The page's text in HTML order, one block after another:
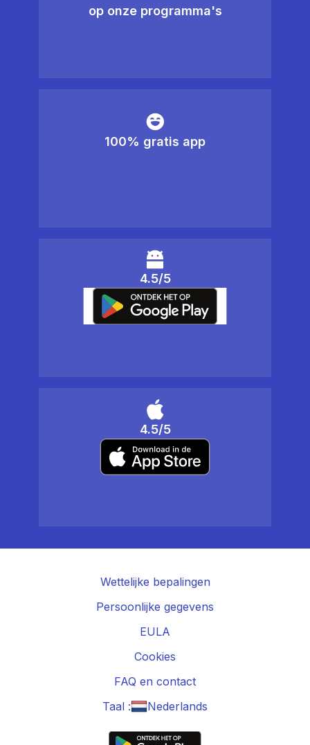
op onze programma's
100% gratis app
4.5/5
4.5/5
Wettelijke bepalingen
Persoonlijke gegevens
EULA
Cookies
FAQ en contact
Taal :
Nederlands